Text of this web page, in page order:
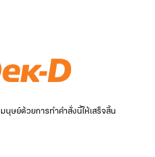
นุษย์ด้วยการทำคำสั่งนี้ให้เสร็จสิ้น